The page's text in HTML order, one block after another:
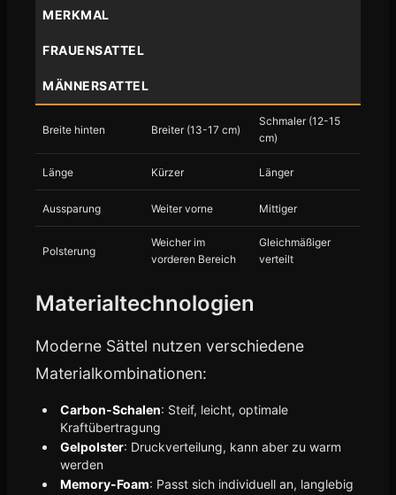
MERKMAL
FRAUENSATTEL
MÄNNERSATTEL
Breite hinten Breiter (13-17 cm)
Schmaler (12-15
cm)
Länge Kürzer Länger
Aussparung Weiter vorne Mittiger
Polsterung
Weicher im
vorderen Bereich
Gleichmäßiger
verteilt
Materialtechnologien
Moderne Sättel nutzen verschiedene
Materialkombinationen:
Carbon-Schalen: Steif, leicht, optimale
Kraftübertragung
Gelpolster: Druckverteilung, kann aber zu warm
werden
Memory-Foam: Passt sich individuell an, langlebig